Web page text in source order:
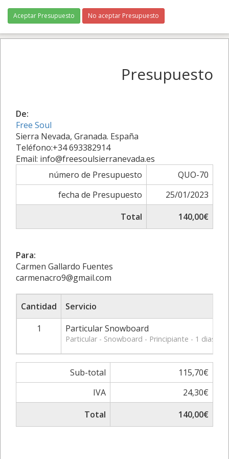
Aceptar Presupuesto No aceptar Presupuesto
Presupuesto
De:
Free Soul
Sierra Nevada, Granada. España
Teléfono:+34 693382914
Email: info@freesoulsierranevada.es
número de Presupuesto
QUO-70
fecha de Presupuesto
25/01/2023
Total
140,00€
Para:
Carmen Gallardo Fuentes
carmenacro9@gmail.com
Cantidad
Servicio
1
Particular Snowboard
Particular - Snowboard - Principiante - 1 dias -
Sub-total
115,70€
IVA
24,30€
Total
140,00€